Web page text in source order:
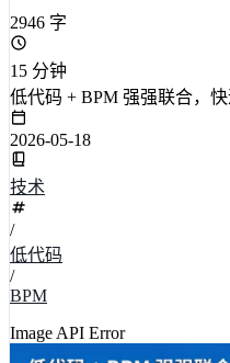
2946 字
15 分钟
低代码 + BPM 强强联合，
2026-05-18
技术
/
低代码
/
BPM
Image API Error